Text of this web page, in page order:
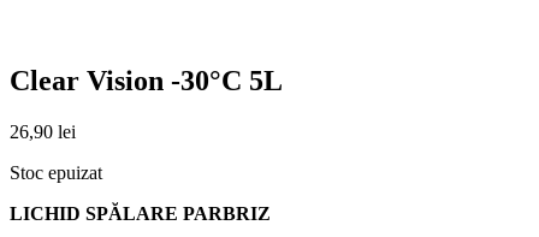
Clear Vision -30°C 5L
26,90 lei
Stoc epuizat
LICHID SPĂLARE PARBRIZ